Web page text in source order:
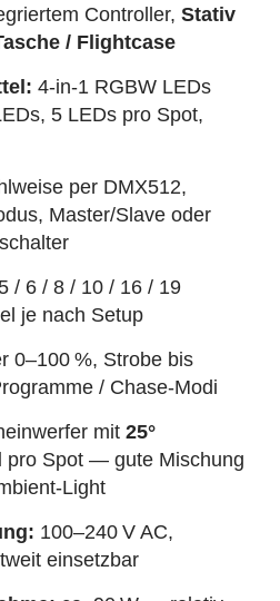
Controller, Stativ
/ Flightcase
4‑in‑1 RGBW LEDs
5 LEDs pro Spot,
per DMX512,
Master/Slave oder
/ 6 / 8 / 10 / 16 / 19
je nach Setup
0–100 %, Strobe bis
/ Chase‑Modi
mit 25°
pro Spot — gute Mischung
100–240 V AC,
einsetzbar